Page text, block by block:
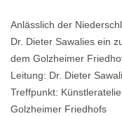
Anlässlich der
Dr. Dieter Sawalies ein
dem Golzheimer
Leitung: Dr. Dieter
Treffpunkt:
Golzheimer Friedhofs